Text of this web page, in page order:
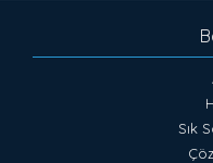
Sık